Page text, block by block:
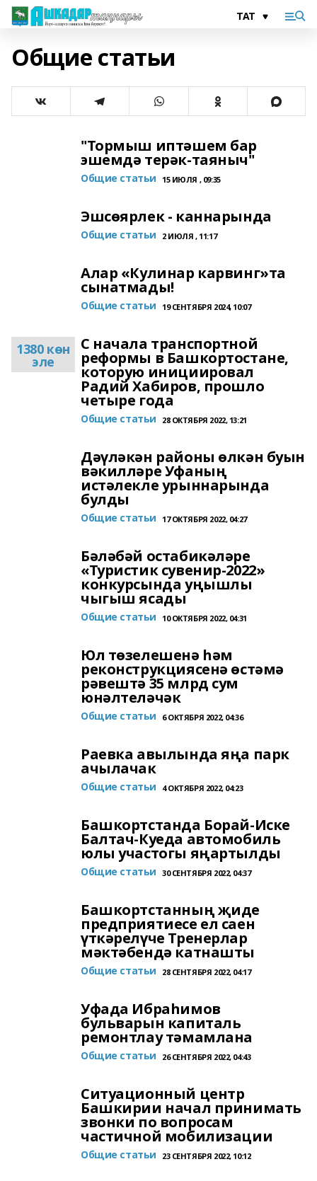
Общие статьи
"Тормыш иптәшем бар
эшемдә терәк-таяныч"
Общие статьи 15 ИЮЛЯ , 09:35
Эшсөярлек - каннарында
Общие статьи 2 ИЮЛЯ , 11:17
Алар «Кулинар карвинг»та
сынатмады!
Общие статьи 19 СЕНТЯБРЯ 2024, 10:07
1380 көн
эле
С начала транспортной
реформы в Башкортостане,
которую инициировал
Радий Хабиров, прошло
четыре года
Общие статьи 28 ОКТЯБРЯ 2022, 13:21
Дәүләкән районы өлкән буын
вәкилләре Уфаның
истәлекле урыннарында
булды
Общие статьи 17 ОКТЯБРЯ 2022, 04:27
Бәләбәй остабикәләре
«Туристик сувенир-2022»
конкурсында уңышлы
чыгыш ясады
Общие статьи 10 ОКТЯБРЯ 2022, 04:31
Юл төзелешенә һәм
реконструкциясенә өстәмә
рәвештә 35 млрд сум
юнәлтеләчәк
Общие статьи 6 ОКТЯБРЯ 2022, 04:36
Раевка авылында яңа парк
ачылачак
Общие статьи 4 ОКТЯБРЯ 2022, 04:23
Башкортстанда Борай-Иске
Балтач-Куеда автомобиль
юлы участогы яңартылды
Общие статьи 30 СЕНТЯБРЯ 2022, 04:37
Башкортстанның җиде
предприятиесе ел саен
үткәрелүче Тренерлар
мәктәбендә катнашты
Общие статьи 28 СЕНТЯБРЯ 2022, 04:17
Уфада Ибраһимов
бульварын капиталь
ремонтлау тәмамлана
Общие статьи 26 СЕНТЯБРЯ 2022, 04:43
Ситуационный центр
Башкирии начал принимать
звонки по вопросам
частичной мобилизации
Общие статьи 23 СЕНТЯБРЯ 2022, 10:12